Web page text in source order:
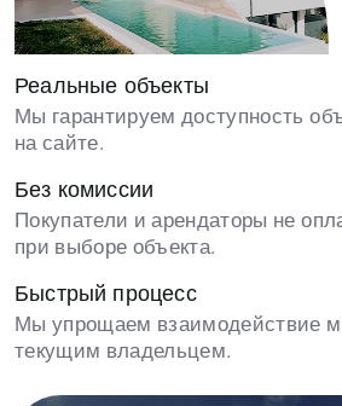
Реальные объекты
Мы гарантируем доступность
на сайте.
Без комиссии
Покупатели и арендаторы не
при выборе объекта.
Быстрый процесс
Мы упрощаем взаимодействие
текущим владельцем.